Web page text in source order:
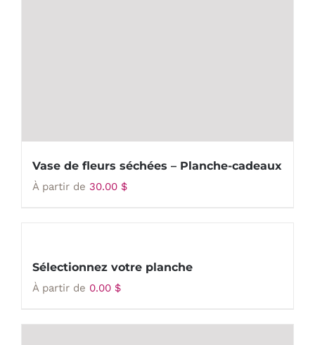
Vase de fleurs séchées – Planche-cadeaux
À partir de 30.00 $
Sélectionnez votre planche
À partir de 0.00 $